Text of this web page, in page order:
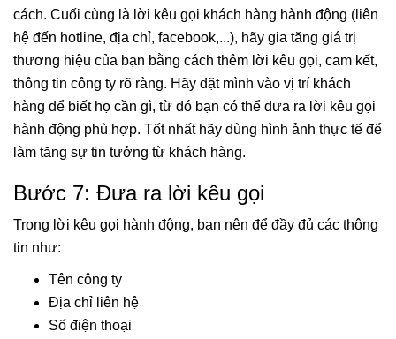
cách. Cuối cùng là lời kêu gọi khách hàng hành động (liên
hệ đến hotline, địa chỉ, facebook,...), hãy gia tăng giá trị
thương hiệu của bạn bằng cách thêm lời kêu gọi, cam kết,
thông tin công ty rõ ràng. Hãy đặt mình vào vị trí khách
hàng để biết họ cần gì, từ đó bạn có thể đưa ra lời kêu gọi
hành động phù hợp. Tốt nhất hãy dùng hình ảnh thực tế để
làm tăng sự tin tưởng từ khách hàng.
Bước 7: Đưa ra lời kêu gọi
Trong lời kêu gọi hành động, bạn nên để đầy đủ các thông
tin như:
Tên công ty
Địa chỉ liên hệ
Số điện thoại